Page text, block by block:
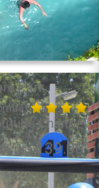
Park
US$139.00